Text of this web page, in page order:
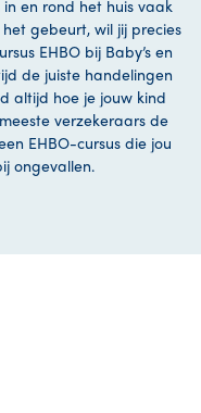
en rond het huis vaak
gebeurt, wil jij precies
EHBO bij Baby’s en
de juiste handelingen
altijd hoe je jouw kind
verzekeraars de
EHBO-cursus die jou
ongevallen.